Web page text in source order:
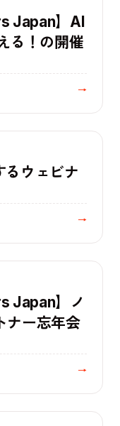
Japan】AI
る！の開催
→
るウェビナ
→
Japan】ノ
ナー忘年会
→